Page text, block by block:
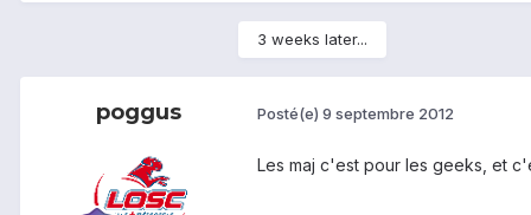
3 weeks later...
poggus Posté(e) 9 septembre 2012
Les maj c'est pour les geeks, et